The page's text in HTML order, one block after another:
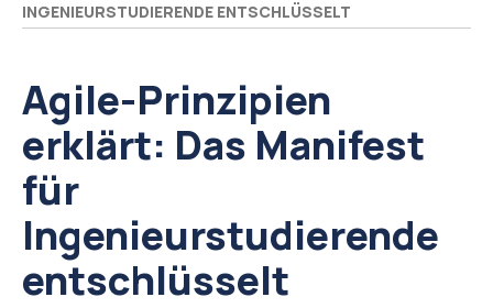
INGENIEURSTUDIERENDE ENTSCHLÜSSELT
Agile-Prinzipien
erklärt: Das Manifest
für
Ingenieurstudierende
entschlüsselt